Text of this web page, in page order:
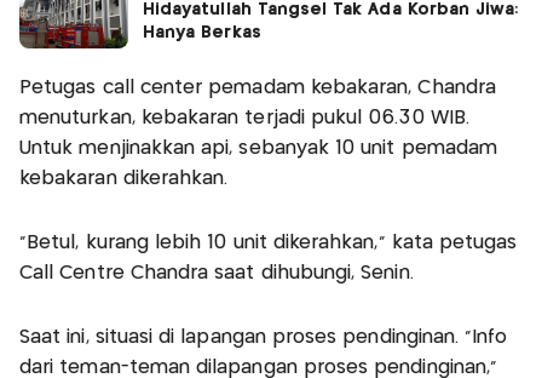
Hidayatullah Tangsel Tak Ada Korban Jiwa:
Hanya Berkas
Petugas call center pemadam kebakaran, Chandra
menuturkan, kebakaran terjadi pukul 06.30 WIB.
Untuk menjinakkan api, sebanyak 10 unit pemadam
kebakaran dikerahkan.
“Betul, kurang lebih 10 unit dikerahkan,” kata petugas
Call Centre Chandra saat dihubungi, Senin.
Saat ini, situasi di lapangan proses pendinginan. “Info
dari teman-teman dilapangan proses pendinginan,”